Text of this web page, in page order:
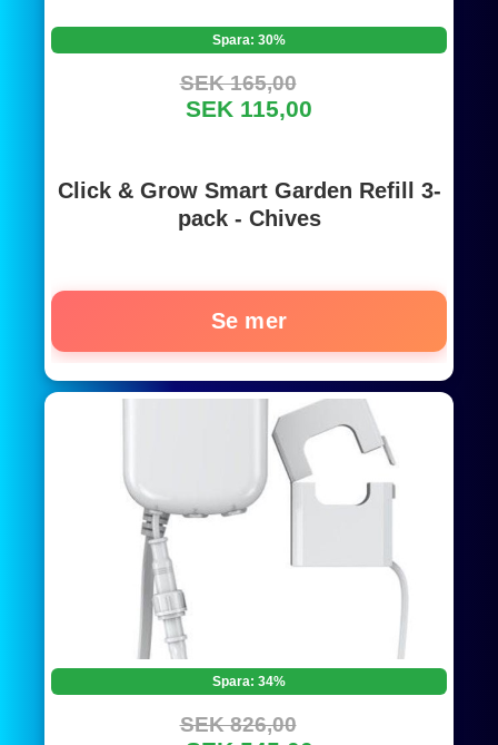
Spara: 30%
SEK 165,00
SEK 115,00
Click & Grow Smart Garden Refill 3-
pack - Chives
Se mer
Spara: 34%
SEK 826,00